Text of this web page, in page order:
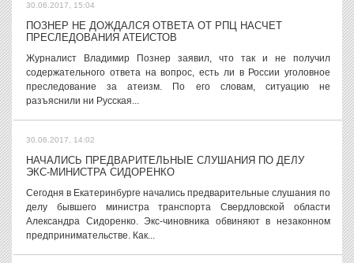
30.06.2017, 15:04
ПОЗНЕР НЕ ДОЖДАЛСЯ ОТВЕТА ОТ РПЦ НАСЧЕТ
ПРЕСЛЕДОВАНИЯ АТЕИСТОВ
Журналист Владимир Познер заявил, что так и не получил
содержательного ответа на вопрос, есть ли в России уголовное
преследование за атеизм. По его словам, ситуацию не
разъяснили ни Русская...
30.06.2017, 14:02
НАЧАЛИСЬ ПРЕДВАРИТЕЛЬНЫЕ СЛУШАНИЯ ПО ДЕЛУ
ЭКС-МИНИСТРА СИДОРЕНКО
Сегодня в Екатеринбурге начались предварительные слушания по
делу бывшего министра транспорта Свердловской области
Александра Сидоренко. Экс-чиновника обвиняют в незаконном
предпринимательстве. Как...